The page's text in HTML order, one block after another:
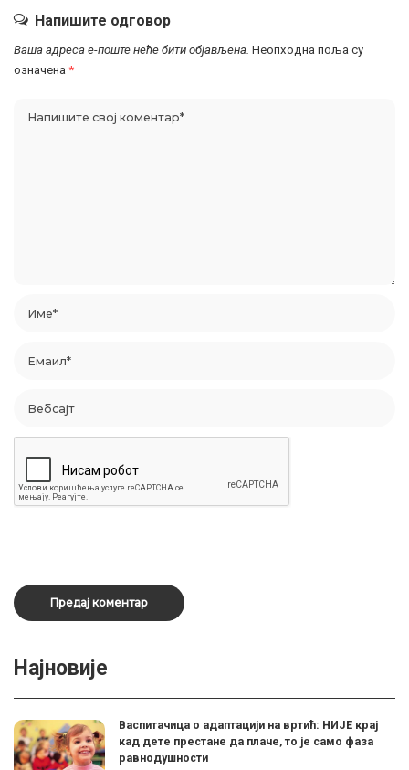
Напишите одговор
Ваша адреса е-поште неће бити објављена. Неопходна поља су
означена *
Најновије
Васпитачица о адаптацији на вртић: НИЈЕ крај
кад дете престане да плаче, то је само фаза
равнодушности